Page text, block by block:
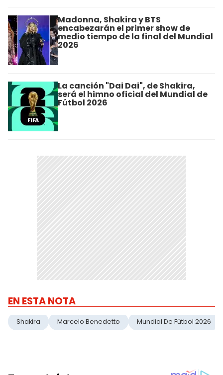
Madonna, Shakira y BTS
encabezarán el primer show de
medio tiempo de la final del Mundial
2026
La canción "Dai Dai", de Shakira,
será el himno oficial del Mundial de
Fútbol 2026
EN ESTA NOTA
Shakira Marcelo Benedetto Mundial De Fútbol 2026